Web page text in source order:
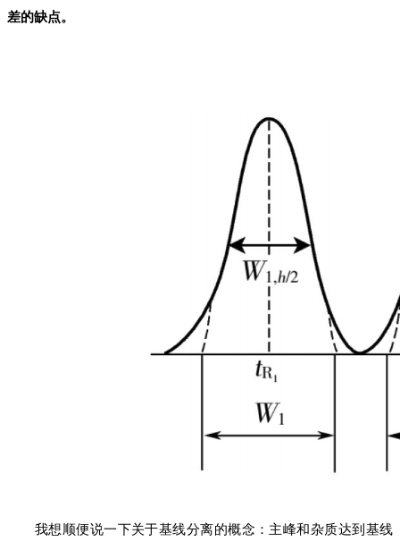
差的缺点。
我想顺便说一下关于基线分离的概念：主峰和杂质达到基线